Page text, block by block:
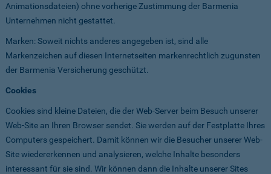
Animationsdateien) ohne vorherige Zustimmung der Barmenia
Unternehmen nicht gestattet.
Marken: Soweit nichts anderes angegeben ist, sind alle
Markenzeichen auf diesen Internetseiten markenrechtlich zugunsten
der Barmenia Versicherung geschützt.
Cookies
Cookies sind kleine Dateien, die der Web-Server beim Besuch unserer
Web-Site an Ihren Browser sendet. Sie werden auf der Festplatte Ihres
Computers gespeichert. Damit können wir die Besucher unserer Web-
Site wiedererkennen und analysieren, welche Inhalte besonders
interessant für sie sind. Wir können dann die Inhalte unserer Sites